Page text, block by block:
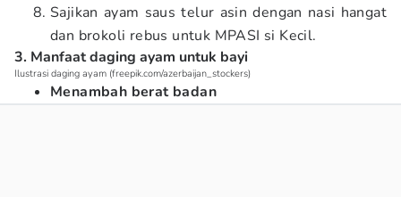
Sajikan ayam saus telur asin dengan nasi hangat
dan brokoli rebus untuk MPASI si Kecil.
3. Manfaat daging ayam untuk bayi
Ilustrasi daging ayam (freepik.com/azerbaijan_stockers)
Menambah berat badan